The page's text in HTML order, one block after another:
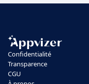
Confidentialité
Transparence
CGU